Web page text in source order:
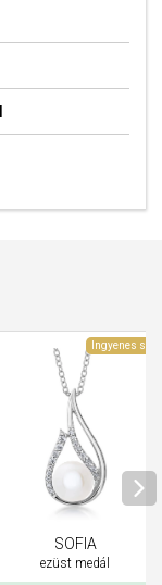
Ingyenes
SOFIA
ezüst medál